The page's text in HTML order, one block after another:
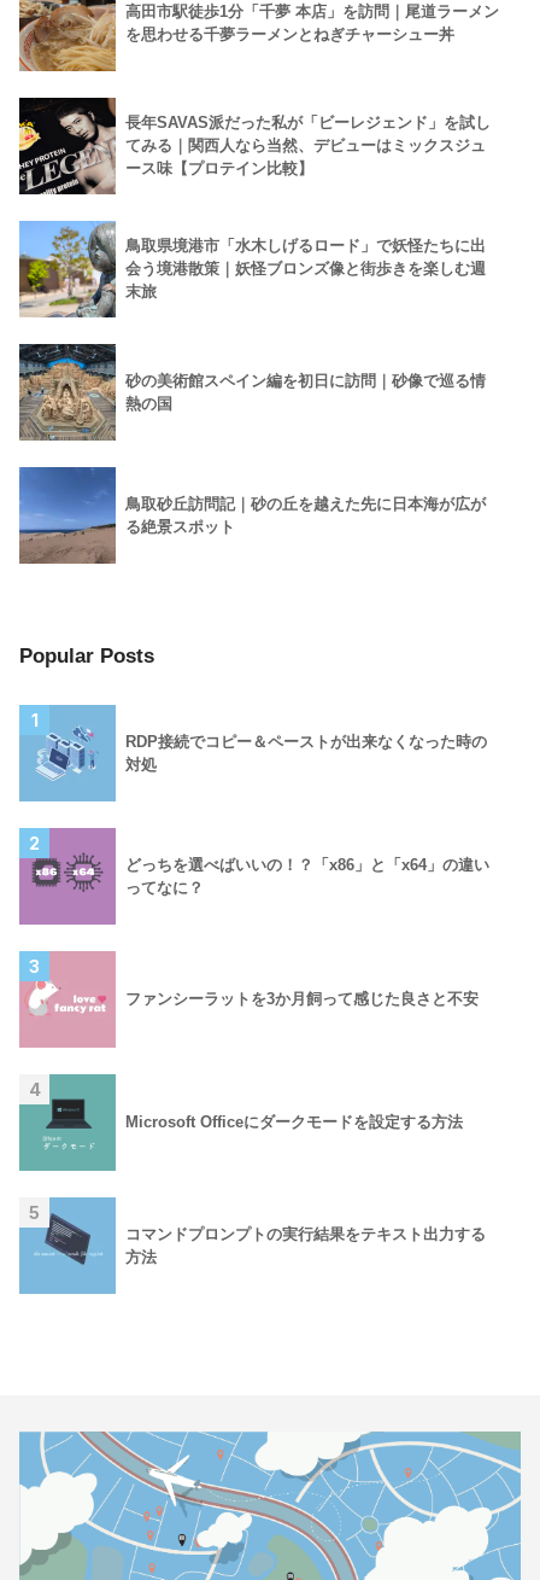
高田市駅徒歩1分「千夢 本店」を訪問｜尾道ラーメン
を思わせる千夢ラーメンとねぎチャーシュー丼
長年SAVAS派だった私が「ビーレジェンド」を試し
てみる｜関西人なら当然、デビューはミックスジュ
ース味【プロテイン比較】
鳥取県境港市「水木しげるロード」で妖怪たちに出
会う境港散策｜妖怪ブロンズ像と街歩きを楽しむ週
末旅
砂の美術館スペイン編を初日に訪問｜砂像で巡る情
熱の国
鳥取砂丘訪問記｜砂の丘を越えた先に日本海が広が
る絶景スポット
Popular Posts
1
RDP接続でコピー＆ペーストが出来なくなった時の
対処
2
どっちを選べばいいの！？「x86」と「x64」の違い
ってなに？
3
ファンシーラットを3か月飼って感じた良さと不安
4
Microsoft Officeにダークモードを設定する方法
5
コマンドプロンプトの実行結果をテキスト出力する
方法